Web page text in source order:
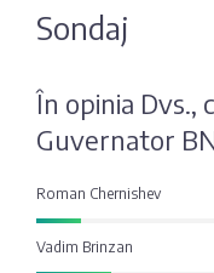
Joburi
Fotografia
zilei
Citatul
zilei
Depozite
Eximbank
FinComBank
întrebare?
Sondaj
Sondaj
În opinia Dvs.,
Guvernator
Roman Chernishev
Vadim Brinzan